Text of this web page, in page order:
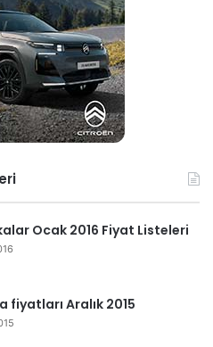
Ocak 2016 Fiyat Listeleri
fiyatları Aralık 2015